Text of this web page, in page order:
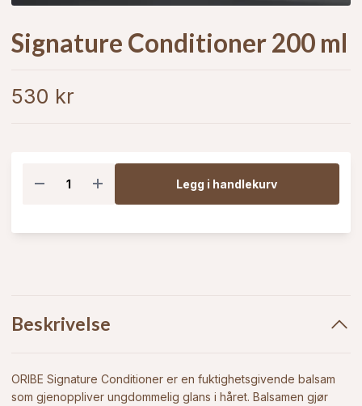
Signature Conditioner 200 ml
530 kr
Legg i handlekurv
Beskrivelse
ORIBE Signature Conditioner er en fuktighetsgivende balsam
som gjenoppliver ungdommelig glans i håret. Balsamen gjør